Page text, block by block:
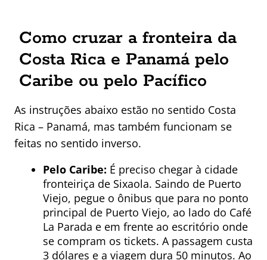
Como cruzar a fronteira da
Costa Rica e Panamá pelo
Caribe ou pelo Pacífico
As instruções abaixo estão no sentido Costa
Rica – Panamá, mas também funcionam se
feitas no sentido inverso.
Pelo Caribe: É preciso chegar à cidade
fronteiriça de Sixaola. Saindo de Puerto
Viejo, pegue o ônibus que para no ponto
principal de Puerto Viejo, ao lado do Café
La Parada e em frente ao escritório onde
se compram os tickets. A passagem custa
3 dólares e a viagem dura 50 minutos. Ao